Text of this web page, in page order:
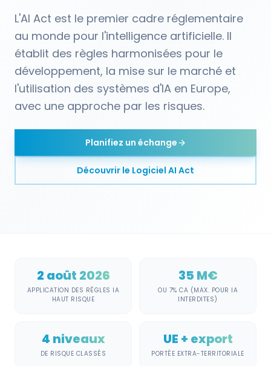
L'AI Act est le premier cadre réglementaire
au monde pour l'intelligence artificielle. Il
établit des règles harmonisées pour le
développement, la mise sur le marché et
l'utilisation des systèmes d'IA en Europe,
avec une approche par les risques.
Planifiez un échange
Découvrir le Logiciel AI Act
2 août 2026
APPLICATION DES RÈGLES IA
HAUT RISQUE
35 M€
OU 7% CA (MAX. POUR IA
INTERDITES)
4 niveaux
DE RISQUE CLASSÉS
UE + export
PORTÉE EXTRA-TERRITORIALE